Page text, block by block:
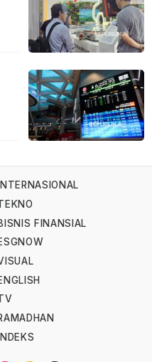
INTERNASIONAL
FINANSIAL
INDEKS